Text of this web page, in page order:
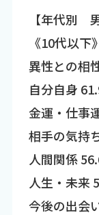
【年代別
《10代以下
異性との相
自分自身
金運・仕事
相手の気持
人間関係
人生・未来
今後の出会